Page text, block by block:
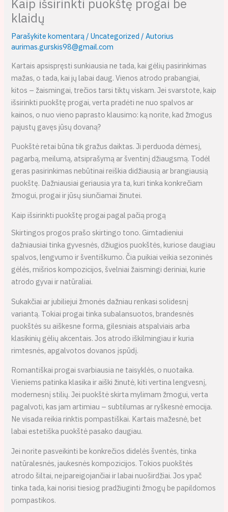
Kaip išsirinkti puokštę progai be
klaidų
Parašykite komentarą /Uncategorized / Autorius
aurimas.gurskis98@gmail.com
Kartais apsispręsti sunkiausia ne tada, kai gėlių pasirinkimas
mažas, o tada, kai jų labai daug. Vienos atrodo prabangiai,
kitos – žaismingai, trečios tarsi tiktų viskam. Jei svarstote, kaip
išsirinkti puokštę progai, verta pradėti ne nuo spalvos ar
kainos, o nuo vieno paprasto klausimo: ką norite, kad žmogus
pajustų gavęs jūsų dovaną?
Puokštė retai būna tik gražus daiktas. Ji perduoda dėmesį,
pagarbą, meilumą, atsiprašymą ar šventinį džiaugsmą. Todėl
geras pasirinkimas nebūtinai reiškia didžiausią ar brangiausią
puokštę. Dažniausiai geriausia yra ta, kuri tinka konkrečiam
žmogui, progai ir jūsų siunčiamai žinutei.
Kaip išsirinkti puokštę progai pagal pačią progą
Skirtingos progos prašo skirtingo tono. Gimtadieniui
dažniausiai tinka gyvesnės, džiugios puokštės, kuriose daugiau
spalvos, lengvumo ir šventiškumo. Čia puikiai veikia sezoninės
gėlės, mišrios kompozicijos, švelniai žaismingi deriniai, kurie
atrodo gyvai ir natūraliai.
Sukakčiai ar jubiliejui žmonės dažniau renkasi solidesnį
variantą. Tokiai progai tinka subalansuotos, brandesnės
puokštės su aiškesne forma, gilesniais atspalviais arba
klasikinių gėlių akcentais. Jos atrodo iškilmingiau ir kuria
rimtesnės, apgalvotos dovanos įspūdį.
Romantiškai progai svarbiausia ne taisyklės, o nuotaika.
Vieniems patinka klasika ir aiški žinutė, kiti vertina lengvesnį,
modernesnį stilių. Jei puokštė skirta mylimam žmogui, verta
pagalvoti, kas jam artimiau – subtilumas ar ryškesnė emocija.
Ne visada reikia rinktis pompastiškai. Kartais mažesnė, bet
labai estetiška puokštė pasako daugiau.
Jei norite pasveikinti be konkrečios didelės šventės, tinka
natūralesnės, jaukesnės kompozicijos. Tokios puokštės
atrodo šiltai, neįpareigojančiai ir labai nuoširdžiai. Jos ypač
tinka tada, kai norisi tiesiog pradžiuginti žmogų be papildomos
pompastikos.